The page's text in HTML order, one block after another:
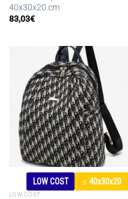
40x30x20 cm
83,03€
LOW COST ≤ 40x30x20
LOW COST